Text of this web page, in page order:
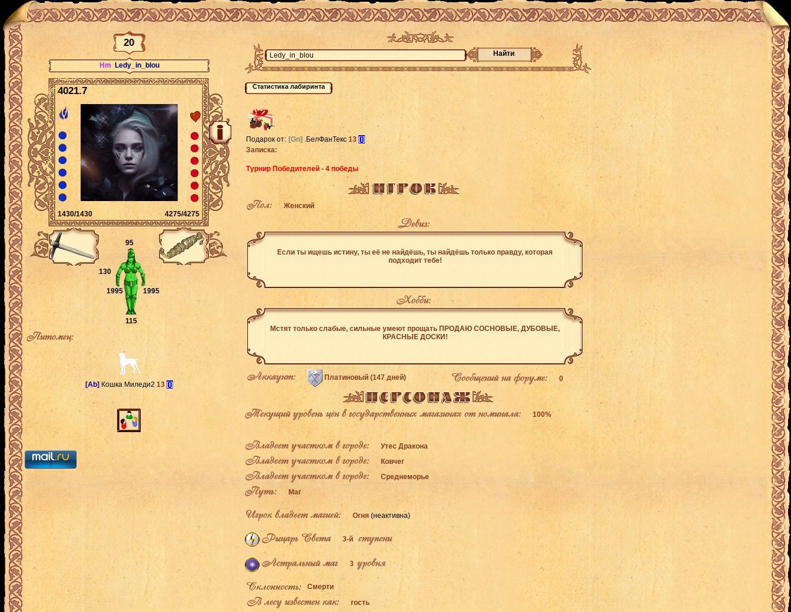
20
Hm Ledy_in_blou
4021.7
1430/1430 4275/4275
95
130
115
1995 1995
Питомец:
[Ab] Кошка Миледи2 13 [i]
Найти
Подарок от: [Gn] .БелФанТекс 13 [i]
Записка:
Турнир Победителей - 4 победы
Пол: Женский
Девиз:
Если ты ищешь истину, ты её не найдёшь, ты найдёшь только правду, которая
подходит тебе!
Хобби:
Мстят только слабые, сильные умеют прощать ПРОДАЮ СОСНОВЫЕ, ДУБОВЫЕ,
КРАСНЫЕ ДОСКИ!
Аккаунт: Платиновый (147 дней) Сообщений на форуме: 0
Текущий уровень цен в государственных магазинах от номинала: 100%
Владеет участком в городе: Утес Дракона
Владеет участком в городе: Ковчег
Владеет участком в городе: Среднеморье
Путь: Маг
Игрок владеет магией: Огня (неактивна)
Рыцарь Света 3-й
ступени
Астральный маг
3 уровня
Смерти
В лесу известен как: гость